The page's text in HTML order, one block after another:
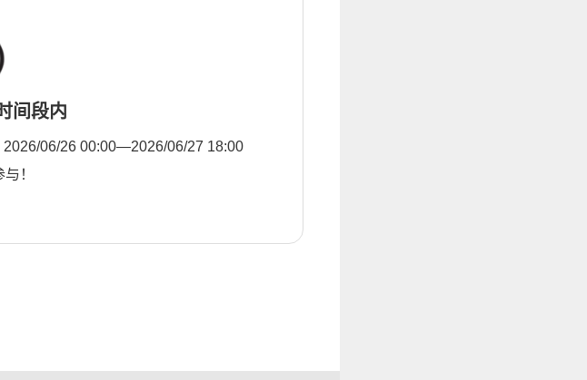
间段内
06/26 00:00—2026/06/27 18:00
！